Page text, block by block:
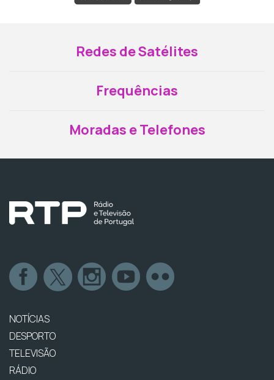
Redes de Satélites
Frequências
Moradas e Telefones
NOTÍCIAS
DESPORTO
TELEVISÃO
RÁDIO